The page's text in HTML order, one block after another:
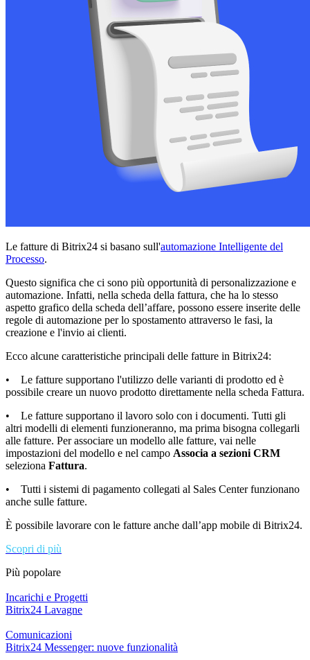
Le fatture di Bitrix24 si basano sull'automazione Intelligente del
Processo.
Questo significa che ci sono più opportunità di personalizzazione e
automazione. Infatti, nella scheda della fattura, che ha lo stesso
aspetto grafico della scheda dell’affare, possono essere inserite delle
regole di automazione per lo spostamento attraverso le fasi, la
creazione e l'invio ai clienti.
Ecco alcune caratteristiche principali delle fatture in Bitrix24:
• Le fatture supportano l'utilizzo delle varianti di prodotto ed è
possibile creare un nuovo prodotto direttamente nella scheda Fattura.
• Le fatture supportano il lavoro solo con i documenti. Tutti gli
altri modelli di elementi funzioneranno, ma prima bisogna collegarli
alle fatture. Per associare un modello alle fatture, vai nelle
impostazioni del modello e nel campo Associa a sezioni CRM
seleziona Fattura.
• Tutti i sistemi di pagamento collegati al Sales Center funzionano
anche sulle fatture.
È possibile lavorare con le fatture anche dall’app mobile di Bitrix24.
Scopri di più
Più popolare
Incarichi e Progetti
Bitrix24 Lavagne
Comunicazioni
Bitrix24 Messenger: nuove funzionalità